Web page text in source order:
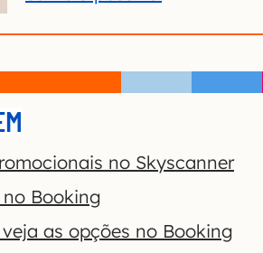
no Skyscanner
Booking
veja as opções no Booking